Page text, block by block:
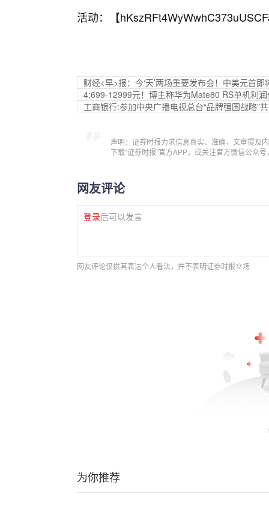
活动：【
财经<早>报：今‘天’两场重要发布会！中美元首
4;699-12999元！博主称华为Mate80 RS单机利
工商银行:参加中央广播电视总台“品牌强国战略”
声明：证券时报力求信息真实、准确，文章提及
下载“证券时报”官方APP，或关注官方微信公众
网友评论
登录后可以发言
网友评论仅供其表达个人看法，并不表明证券时报立场
为你推荐